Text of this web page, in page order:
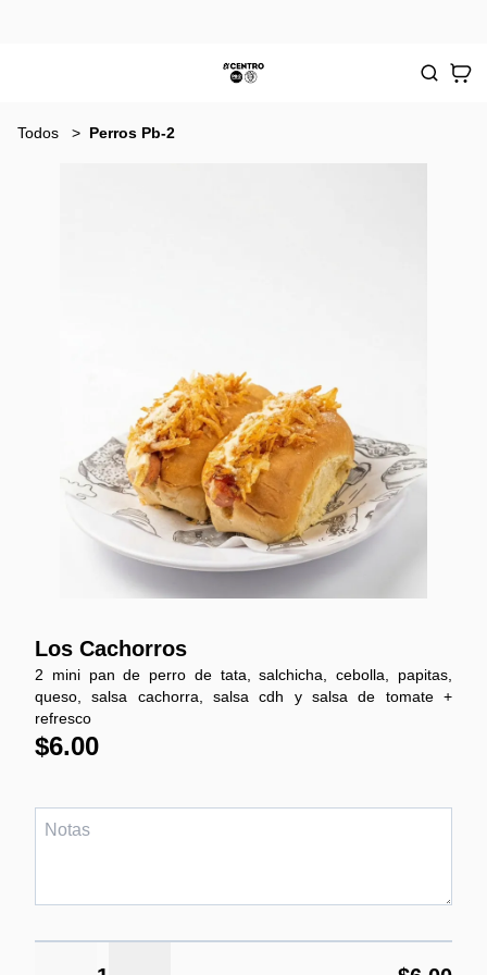
Todos Perros Pb-2
Los Cachorros
2 mini pan de perro de tata, salchicha, cebolla, papitas,
queso, salsa cachorra, salsa cdh y salsa de tomate +
refresco
$6.00